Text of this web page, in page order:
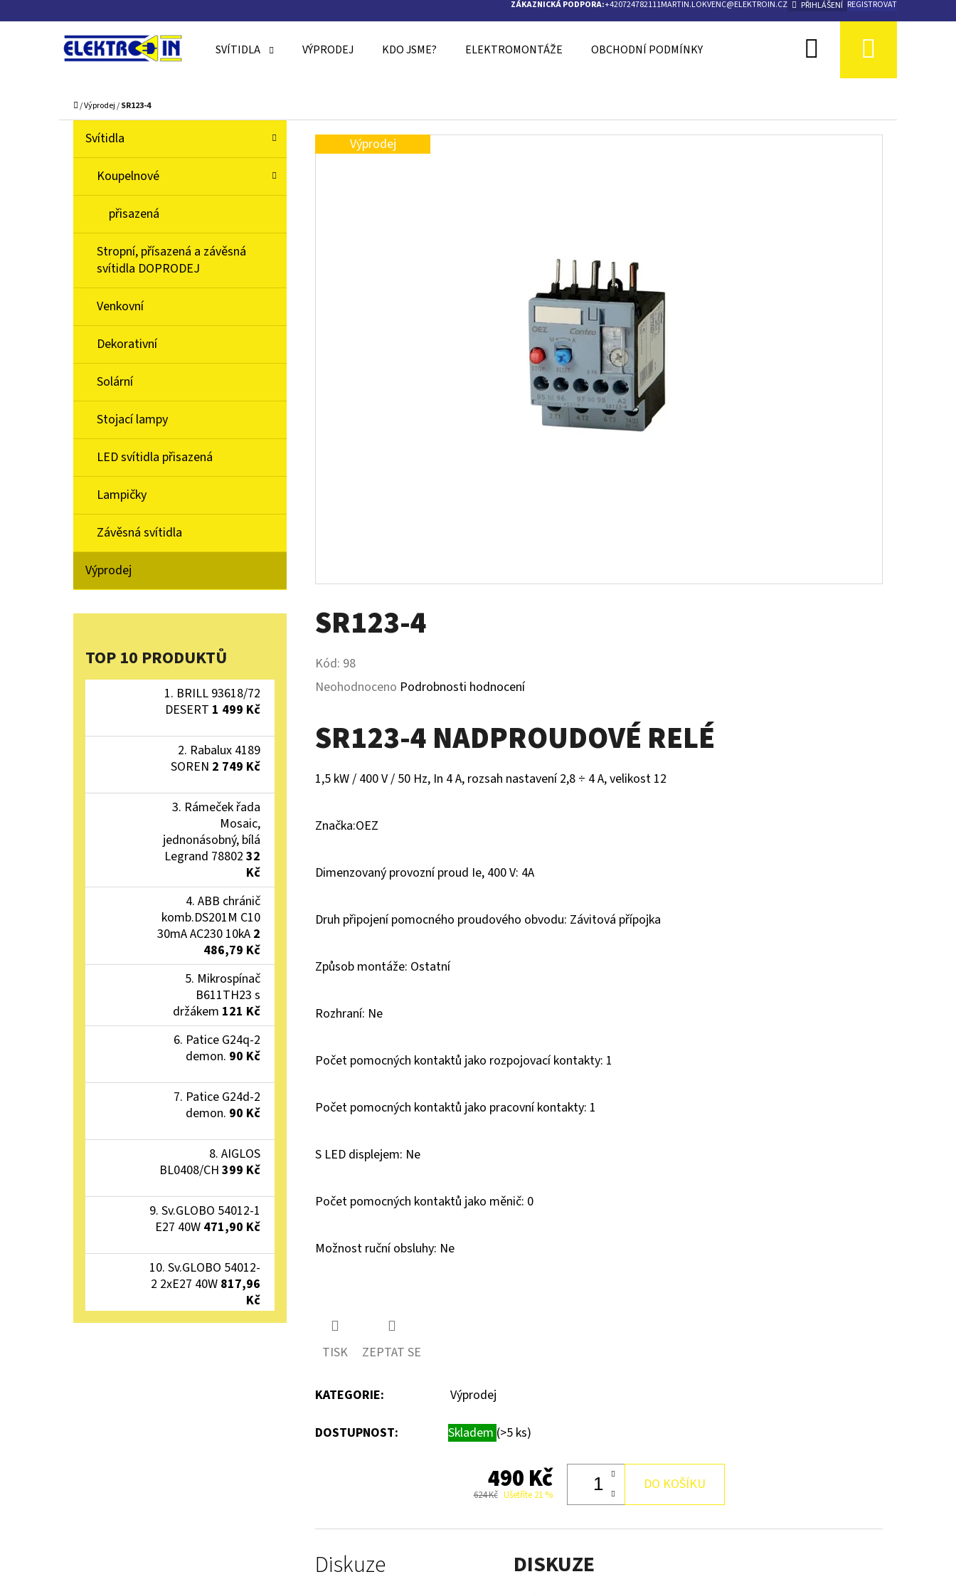
ZÁKAZNICKÁ PODPORA:+420724782111MARTIN.LOKVENC@ELEKTROIN.CZ PŘIHLÁŠENÍ REGISTROVAT
SVÍTIDLA VÝPRODEJ KDO JSME? ELEKTROMONTÁŽE OBCHODNÍ PODMÍNKY Hledat
Domů
/Výprodej/SR123-4
Přeskočit
kategorie
K
T
G
R
Svítidla
Koupelnové
přisazená
Stropní, přísazená a závěsná
svítidla DOPRODEJ
Venkovní
Dekorativní
Solární
Stojací lampy
LED svítidla přisazená
Lampičky
Závěsná svítidla
Výprodej
TOP 10 PRODUKTŮ
BRILL 93618/72
DESERT 1 499 Kč
Rabalux 4189
SOREN 2 749 Kč
Rámeček řada
Mosaic,
jednonásobný, bílá
Legrand 78802 32
Kč
ABB chránič
komb.DS201M C10
30mA AC230 10kA 2
486,79 Kč
Mikrospínač
B611TH23 s
držákem 121 Kč
Patice G24q-2
demon. 90 Kč
Patice G24d-2
demon. 90 Kč
AIGLOS
BL0408/CH 399 Kč
Sv.GLOBO 54012-1
E27 40W 471,90 Kč
Sv.GLOBO 54012-
2 2xE27 40W 817,96
Kč
Výprodej
SR123-4
Kód: 98
Průměrné
produktu
0,0
5
Neohodnoceno Podrobnosti hodnocení
SR123-4 NADPROUDOVÉ RELÉ
1,5 kW / 400 V / 50 Hz, In 4 A, rozsah nastavení 2,8 ÷ 4 A, velikost 12
Značka:OEZ
Dimenzovaný provozní proud Ie, 400 V: 4A
Druh připojení pomocného proudového obvodu: Závitová přípojka
Způsob montáže: Ostatní
Rozhraní: Ne
Počet pomocných kontaktů jako rozpojovací kontakty: 1
Počet pomocných kontaktů jako pracovní kontakty: 1
S LED displejem: Ne
Počet pomocných kontaktů jako měnič: 0
Možnost ruční obsluhy: Ne
TISK ZEPTAT SE
KATEGORIE: Výprodej
DOSTUPNOST: Skladem (>5 ks)
490 Kč
624 Kč Ušetříte 21 %
DO KOŠÍKU
Diskuze DISKUZE
Zpět
Zpět
BRILL 93618/72 DESERT
1 499 Kč
RÁMEČEK ŘADA MOSAIC, JEDNONÁSOBNÝ,
BÍLÁ LEGRAND 78802
32 Kč